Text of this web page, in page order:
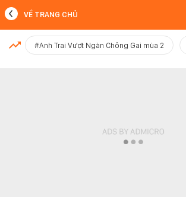
MỚI NHẤT
VỀ TRANG CHỦ
#Anh Trai Vượt Ngàn Chông Gai mùa 2